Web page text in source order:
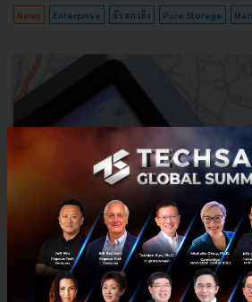
News Enterprise จัว ฮก เล็ง Pure Storage